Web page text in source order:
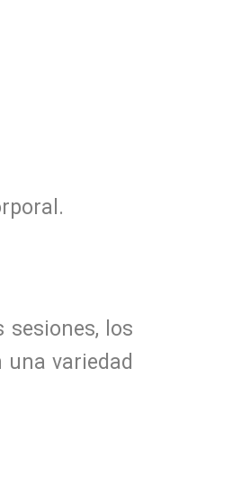
sesiones, los
variedad